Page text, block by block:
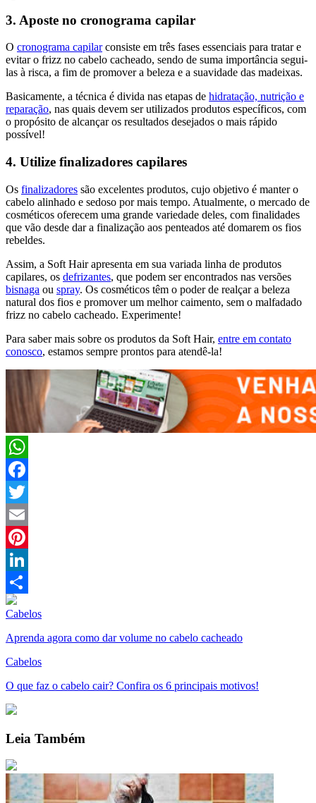
3. Aposte no cronograma capilar
O cronograma capilarconsiste em três fases essenciais para tratar e
evitar o frizz no cabelo cacheado, sendo de suma importância segui-
las à risca, a fim de promover a beleza e a suavidade das madeixas.
Basicamente, a técnica é divida nas etapas de hidratação, nutrição e
reparação, nas quais devem ser utilizados produtos específicos, com
o propósito de alcançar os resultados desejados o mais rápido
possível!
4. Utilize finalizadores capilares
Os finalizadores são excelentes produtos, cujo objetivo é manter o
cabelo alinhado e sedoso por mais tempo. Atualmente, o mercado de
cosméticos oferecem uma grande variedade deles, com finalidades
que vão desde dar a finalização aos penteados até domarem os fios
rebeldes.
Assim, a Soft Hair apresenta em sua variada linha de produtos
capilares, os defrizantes, que podem ser encontrados nas versões
bisnaga ou spray. Os cosméticos têm o poder de realçar a beleza
natural dos fios e promover um melhor caimento, sem o malfadado
frizz no cabelo cacheado. Experimente!
Para saber mais sobre os produtos da Soft Hair, entre em contato
conosco, estamos sempre prontos para atendê-la!
WhatsApp
Facebook
Twitter
Email
Pinterest
LinkedIn
Compartilhar
Cabelos
Aprenda agora como dar volume no cabelo cacheado
Cabelos
O que faz o cabelo cair? Confira os 6 principais motivos!
Leia Também